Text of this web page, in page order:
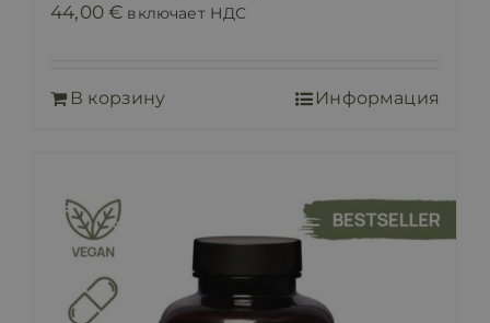
44,00€ включает НДС
В корзину Информация